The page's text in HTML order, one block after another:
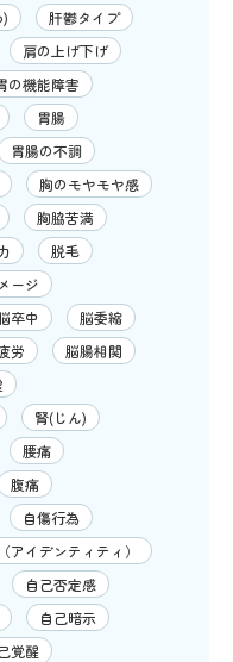
肝鬱タイプ
肩の上げ下げ
の機能障害
胃腸
胃腸の不調
胸のモヤモヤ感
胸脇苦満
脱毛
ージ
卒中
脳委縮
労
脳腸相関
腎(じん)
腰痛
腹痛
自傷行為
アイデンティティ）
自己否定感
自己暗示
覚醒